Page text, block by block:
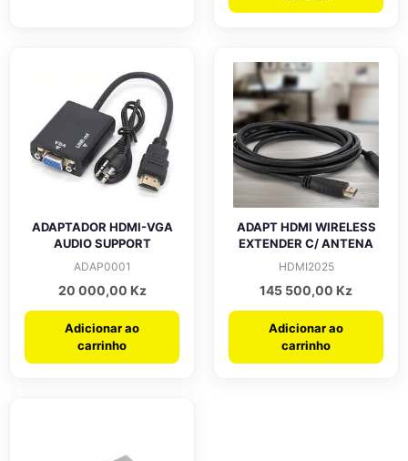
ADAPTADOR HDMI-VGA
AUDIO SUPPORT
ADAP0001
20 000,00 Kz
Adicionar ao
carrinho
ADAPT HDMI WIRELESS
EXTENDER C/ ANTENA
HDMI2025
145 500,00 Kz
Adicionar ao
carrinho